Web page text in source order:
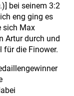
bei seinem 3:2
eng ging es
sich Max
Artur durch und
für die Finower.